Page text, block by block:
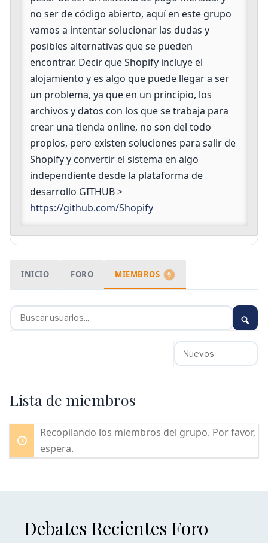
no ser de código abierto, aquí en este grupo
vamos a intentar solucionar las dudas y
posibles alternativas que se pueden
encontrar. Decir que Shopify incluye el
alojamiento y es algo que puede llegar a ser
un problema, ya que en un principio, los
archivos y datos con los que se trabaja para
crear una tienda online, no son del todo
propios, pero existen soluciones para salir de
Shopify y convertir el sistema en algo
independiente desde la plataforma de
desarrollo GITHUB >
https://github.com/Shopify
INICIO FORO MIEMBROS 9
Buscar
Lista de miembros
Recopilando los miembros del grupo. Por favor,
espera.
Debates Recientes Foro